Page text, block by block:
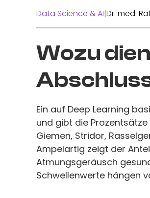
Data Science & AI|Dr. med.
Wozu
Ein auf Deep Learning
und gibt die
Giemen, Stridor,
Ampelartig zeigt der
Atmungsgeräusch
Schwellenwerte hängen